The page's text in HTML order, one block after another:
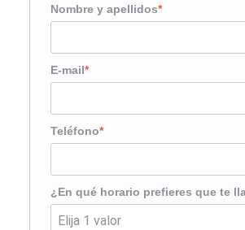
Nombre y apellidos
E-mail
Teléfono
¿En qué horario prefieres que te